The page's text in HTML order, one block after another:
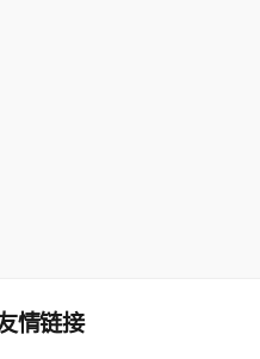
情链接